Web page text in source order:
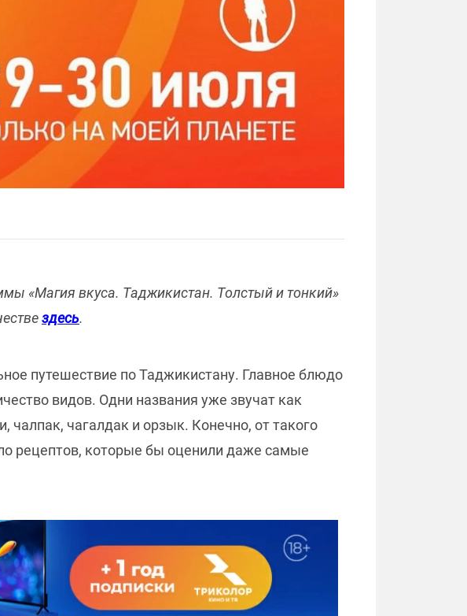
«Магия вкуса. Таджикистан. Толстый и тонкий»
здесь.
путешествие по Таджикистану. Главное блюдо
видов. Одни названия уже звучат как
чалпак, чагалдак и орзык. Конечно, от такого
рецептов, которые бы оценили даже самые